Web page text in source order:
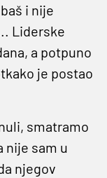
i nije
Liderske
a potpuno
je postao
smatramo
nije sam u
njegov